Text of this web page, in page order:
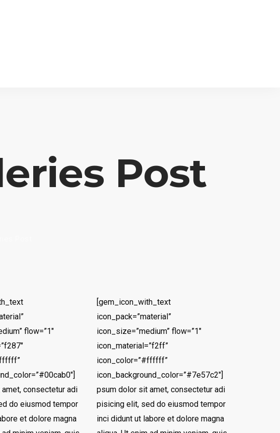
Post
flow=”1″
consectetur adi
do eiusmod tempor
et dolore magna
[gem_icon_with_text
icon_pack=”material”
icon_size=”medium” flow=”1″
icon_material=”f2ff”
icon_color=”#ffffff”
icon_background_color=”#7e57c2″]
psum dolor sit amet, consectetur adi
pisicing elit, sed do eiusmod tempor
inci didunt ut labore et dolore magna